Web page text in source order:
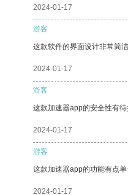
2024-01-17
游客
这款软件的界面设计非常简洁
2024-01-17
游客
这款加速器app的安全性有
2024-01-17
游客
这款加速器app的功能有点
2024-01-17